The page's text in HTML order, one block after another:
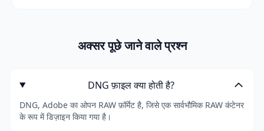
अक्सर पूछे जाने वाले प्रश्न
DNG फ़ाइल क्या होती है?
DNG, Adobe का ओपन RAW फ़ॉर्मेट है, जिसे एक सार्वभौमिक RAW कंटेनर
के रूप में डिज़ाइन किया गया है।